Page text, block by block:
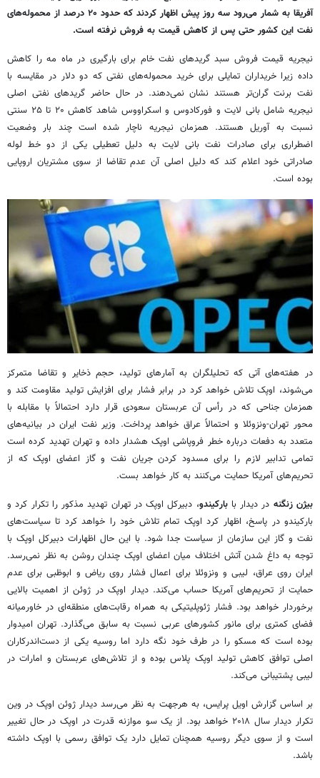
آفریقا به شمار می‌رود سه روز پیش اظهار کردند که حدود ۲۰ درصد از محموله‌های
نفت این کشور حتی پس از کاهش قیمت به فروش نرفته است.
نیجریه قیمت فروش سبد گریدهای نفت خام برای بارگیری در ماه مه را کاهش
داده زیرا خریداران تمایلی برای خرید محموله‌های نفتی که دو دلار در مقایسه با
نفت برنت گران‌تر هستند نشان نمی‌دهند. در حال حاضر گریدهای نفتی اصلی
نیجریه شامل بانی لایت و فورکادوس و اسکراووس شاهد کاهش ۲۰ تا ۲۵ سنتی
نسبت به آوریل هستند. همزمان نیجریه ناچار شده است چند بار وضعیت
اضطراری برای صادرات نفت بانی لایت به دلیل تعطیلی یکی از دو خط لوله
صادراتی خود اعلام کند که دلیل اصلی آن عدم تقاضا از سوی مشتریان اروپایی
بوده است.
در هفته‌های آتی که تحلیلگران به آمارهای تولید، حجم ذخایر و تقاضا متمرکز
می‌شوند، اوپک تلاش خواهد کرد در برابر فشار برای افزایش تولید مقاومت کند و
همزمان جناحی که در رأس آن عربستان سعودی قرار دارد احتمالاً با مقابله با
محور تهران-ونزوئلا و احتمالاً عراق خواهد پرداخت. وزیر نفت ایران در بیانیه‌های
متعدد به دفعات درباره خطر فروپاشی اوپک هشدار داده و تهران تهدید کرده است
تمامی تدابیر لازم را برای مسدود کردن جریان نفت و گاز اعضای اوپک که از
تحریم‌های آمریکا حمایت می‌کنند به کار خواهد بست.
بیژن زنگنه در دیدار بابارکیندو، دبیرکل اوپک در تهران تهدید مذکور را تکرار کرد و
بارکیندو در پاسخ، اظهار کرد اوپک تمام تلاش خود را خواهد کرد تا سیاست‌های
نفت و گاز این سازمان از سیاست جدا شود. با این حال اظهارات دبیرکل اوپک با
توجه به داغ شدن آتش اختلاف میان اعضای اوپک چندان روشن به نظر نمی‌رسد.
ایران روی عراق، لیبی و ونزوئلا برای اعمال فشار روی ریاض و ابوظبی برای عدم
حمایت از تحریم‌های آمریکا حساب می‌کند. دیدار اوپک در ژوئن از اهمیت بالایی
برخوردار خواهد بود. فشار ژئوپلیتیکی به همراه رقابت‌های منطقه‌ای در خاورمیانه
فضای کمتری برای مانور کشورهای عربی نسبت به سابق می‌گذارد. تهران امیدوار
بوده است که مسکو را در طرف خود نگه دارد اما روسیه یکی از دست‌اندرکاران
اصلی توافق کاهش تولید اوپک پلاس بوده و از تلاش‌های عربستان و امارات در
لیبی پشتیبانی می‌کند.
بر اساس گزارش اویل پرایس، به هرجهت به نظر می‌رسد دیدار ژوئن اوپک در وین
تکرار دیدار سال ۲۰۱۸ خواهد بود. از یک سو موازنه قدرت در اوپک در حال تغییر
است و از سوی دیگر روسیه همچنان تمایل دارد یک توافق رسمی با اوپک داشته
باشد.